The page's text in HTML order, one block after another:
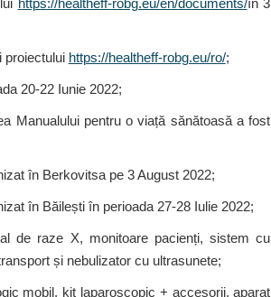
https://healtheff-robg.eu/en/documents/în 3
proiectului https://healtheff-robg.eu/ro/;
20-22 Iunie 2022;
Manualului pentru o viață sănătoasă a fost
în Berkovitsa pe 3 August 2022;
în Băilești în perioada 27-28 Iulie 2022;
de raze X, monitoare pacienți, sistem cu
și nebulizator cu ultrasunete;
mobil, kit laparoscopic + accesorii, aparat